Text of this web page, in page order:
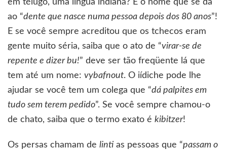
em télugo, uma língua indiana? É o nome que se dá
ao “dente que nasce numa pessoa depois dos 80 anos”!
E se você sempre acreditou que os tchecos eram
gente muito séria, saiba que o ato de “virar-se de
repente e dizer bu!” deve ser tão freqüente lá que
tem até um nome: vybafnout. O iídiche pode lhe
ajudar se você tem um colega que “dá palpites em
tudo sem terem pedido”. Se você sempre chamou-o
de chato, saiba que o termo exato é kibitzer!
Os persas chamam de lintias pessoas que “passam o